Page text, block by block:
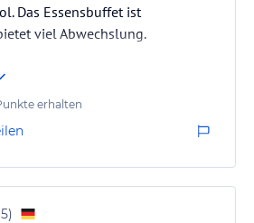
Das Essensbuffet ist
viel Abwechslung.
erhalten
)